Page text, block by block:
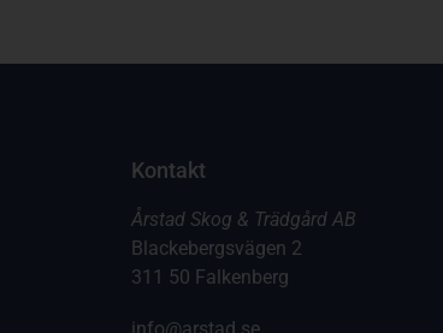
Kontakt
Årstad Skog & Trädgård AB
Blackebergsvägen 2
311 50 Falkenberg